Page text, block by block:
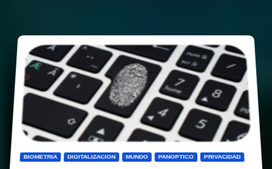
BIOMETRIA DIGITALIZACION MUNDO PANOPTICO PRIVACIDAD